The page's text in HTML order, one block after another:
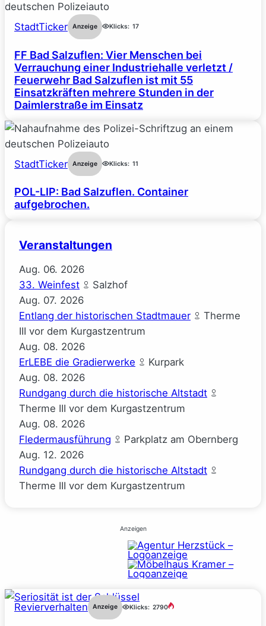
StadtTicker Anzeige Klicks: 17
FF Bad Salzuflen: Vier Menschen bei
Verrauchung einer Industriehalle verletzt /
Feuerwehr Bad Salzuflen ist mit 55
Einsatzkräften mehrere Stunden in der
Daimlerstraße im Einsatz
StadtTicker Anzeige Klicks: 11
POL-LIP: Bad Salzuflen. Container
aufgebrochen.
Veranstaltungen
Aug. 06. 2026
33. Weinfest
Salzhof
Aug. 07. 2026
Entlang der historischen Stadtmauer
Therme
III vor dem Kurgastzentrum
Aug. 08. 2026
ErLEBE die Gradierwerke
Kurpark
Aug. 08. 2026
Rundgang durch die historische Altstadt
Therme III vor dem Kurgastzentrum
Aug. 08. 2026
Fledermausführung
Parkplatz am Obernberg
Aug. 12. 2026
Rundgang durch die historische Altstadt
Therme III vor dem Kurgastzentrum
Anzeigen
Revierverhalten Anzeige Klicks: 2790